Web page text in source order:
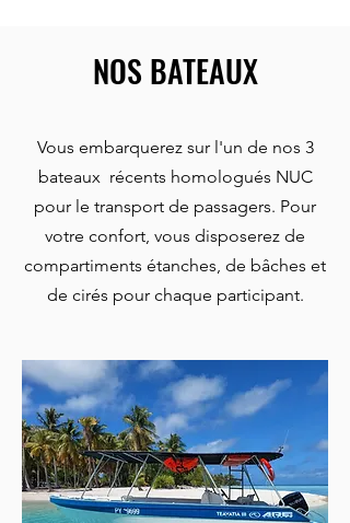
NOS BATEAUX
Vous embarquerez sur l'un de nos 3
bateaux récents homologués NUC
pour le transport de passagers. Pour
votre confort, vous disposerez de
compartiments étanches, de bâches et
de cirés pour chaque participant.